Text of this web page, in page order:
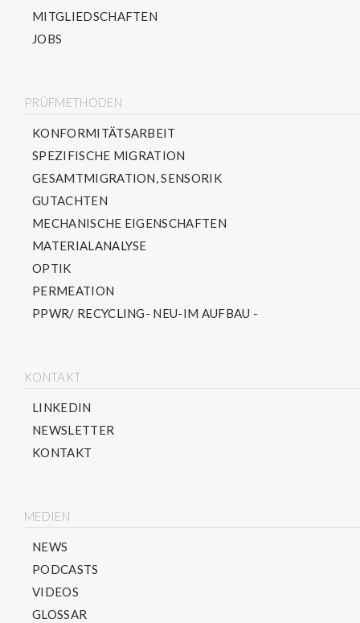
MITGLIEDSCHAFTEN
JOBS
PRÜFMETHODEN
KONFORMITÄTSARBEIT
SPEZIFISCHE MIGRATION
GESAMTMIGRATION, SENSORIK
GUTACHTEN
MECHANISCHE EIGENSCHAFTEN
MATERIALANALYSE
OPTIK
PERMEATION
PPWR/ RECYCLING- NEU-IM AUFBAU -
KONTAKT
LINKEDIN
NEWSLETTER
KONTAKT
MEDIEN
NEWS
PODCASTS
VIDEOS
GLOSSAR